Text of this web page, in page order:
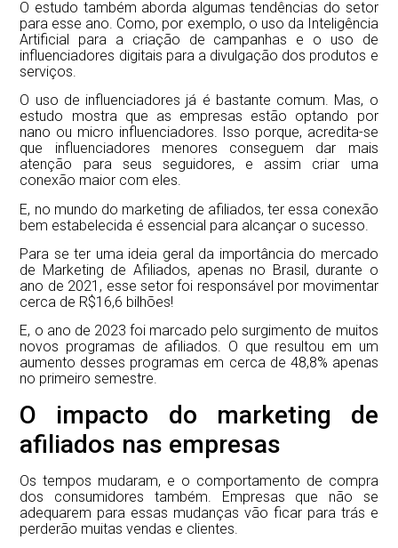
O estudo também aborda algumas tendências do setor
para esse ano. Como, por exemplo, o uso da Inteligência
Artificial para a criação de campanhas e o uso de
influenciadores digitais para a divulgação dos produtos e
serviços.
O uso de influenciadores já é bastante comum. Mas, o
estudo mostra que as empresas estão optando por
nano ou micro influenciadores. Isso porque, acredita-se
que influenciadores menores conseguem dar mais
atenção para seus seguidores, e assim criar uma
conexão maior com eles.
E, no mundo do marketing de afiliados, ter essa conexão
bem estabelecida é essencial para alcançar o sucesso.
Para se ter uma ideia geral da importância do mercado
de Marketing de Afiliados, apenas no Brasil, durante o
ano de 2021, esse setor foi responsável por movimentar
cerca de R$16,6 bilhões!
E, o ano de 2023 foi marcado pelo surgimento de muitos
novos programas de afiliados. O que resultou em um
aumento desses programas em cerca de 48,8% apenas
no primeiro semestre.
O impacto do marketing de
afiliados nas empresas
Os tempos mudaram, e o comportamento de compra
dos consumidores também. Empresas que não se
adequarem para essas mudanças vão ficar para trás e
perderão muitas vendas e clientes.